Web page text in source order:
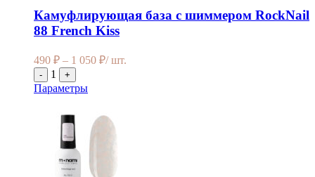
Камуфлирующая база с шиммером RockNail
88 French Kiss
490 ₽ – 1 050 ₽/ шт.
- 1 +
Параметры